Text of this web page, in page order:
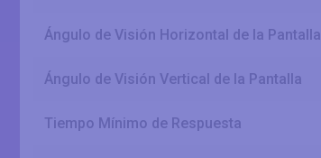
Ángulo de Visión Horizontal de la Pantalla
Ángulo de Visión Vertical de la Pantalla
Tiempo Mínimo de Respuesta